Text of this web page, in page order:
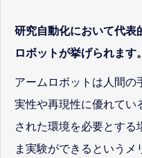
研究自動化において代表
ロボットが挙げられます。
アームロボットは人間の
実性や再現性に優れてい
された環境を必要とする
ま実験ができるというメ